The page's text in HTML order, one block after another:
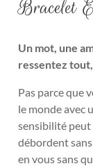
Bracelet
Un mot, une
ressentez
Pas parce que
le monde avec
sensibilité peut
débordent sans
en vous sans